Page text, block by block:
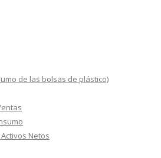
de las bolsas de plástico)
Netos